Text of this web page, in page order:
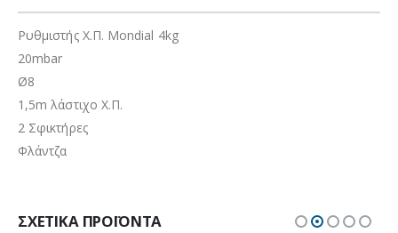
Ρυθμιστής Χ.Π. Mondial 4kg
20mbar
Ø8
1,5m λάστιχο X.Π.
2 Σφικτήρες
Φλάντζα
ΣΧΕΤΙΚΆ ΠΡΟΪΌΝΤΑ